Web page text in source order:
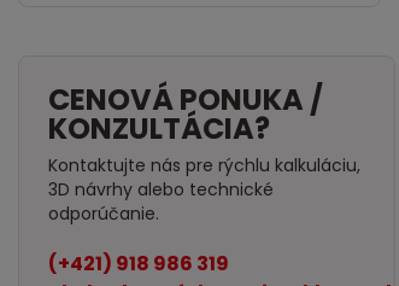
CENOVÁ PONUKA /
KONZULTÁCIA?
Kontaktujte nás pre rýchlu kalkuláciu,
3D návrhy alebo technické
odporúčanie.
(+421) 918 986 319